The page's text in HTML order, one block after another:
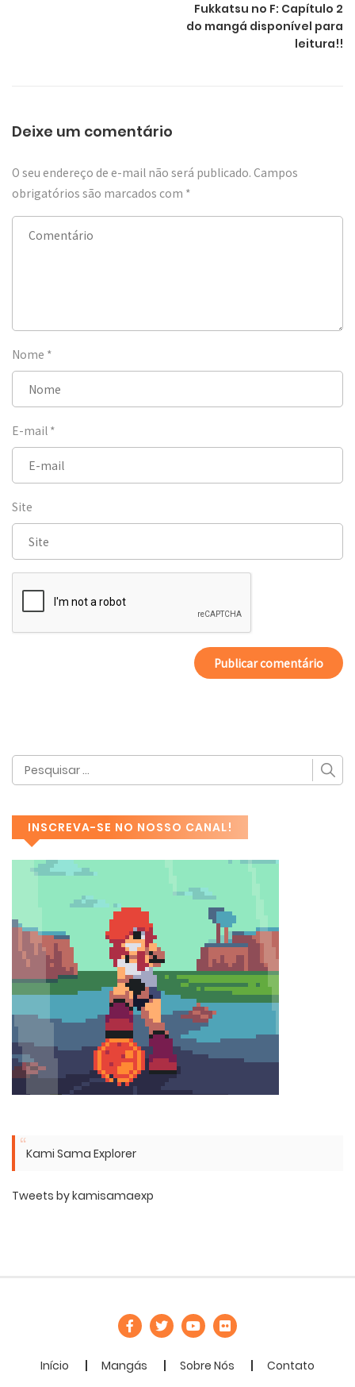
Fukkatsu no F: Capítulo 2
do mangá disponível para
leitura!!
Deixe um comentário
O seu endereço de e-mail não será publicado. Campos
obrigatórios são marcados com *
Nome *
E-mail *
Site
INSCREVA-SE NO NOSSO CANAL!
Kami Sama Explorer
Tweets by kamisamaexp
Início Mangás Sobre Nós Contato